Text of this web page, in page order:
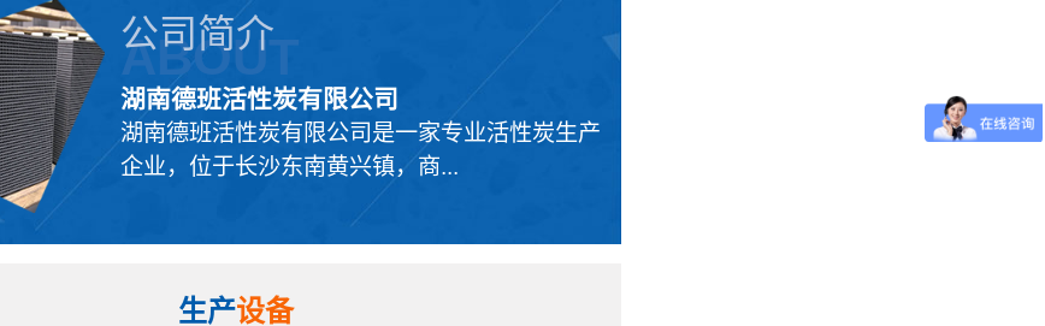
公司简介
ABOUT
湖南德班活性炭有限公司
湖南德班活性炭有限公司是一家专业活性炭生产
企业，位于长沙东南黄兴镇，商...
生产设备